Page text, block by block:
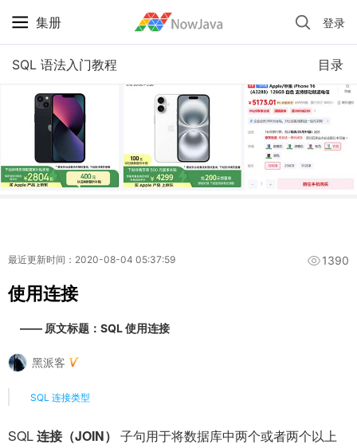
集册 登录
目录
SQL 语法入门教程
iPhone 京东自营 + 国补 / 历史最低价
最近更新时间：2020-08-04 05:37:59 1390
使用连接
—— 原文标题：SQL 使用连接
黑派客
SQL 连接类型
SQL连接（JOIN） 子句用于将数据库中两个或者两个以上